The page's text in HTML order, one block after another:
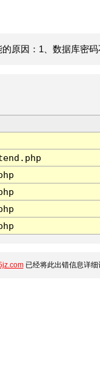
原因：1、数据库密码
已经将此出错信息详细